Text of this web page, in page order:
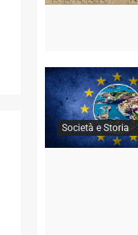
Società e Storia